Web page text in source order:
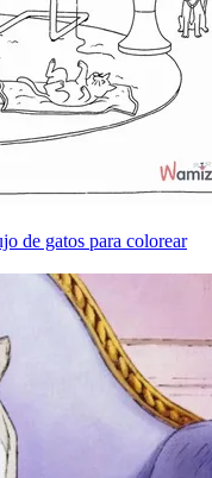
de gatos para colorear